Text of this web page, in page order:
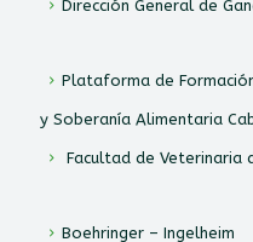
Dirección General de
Plataforma de
y Soberanía Alimentaria
Facultad de Veterinaria
Boehringer – Ingelheim